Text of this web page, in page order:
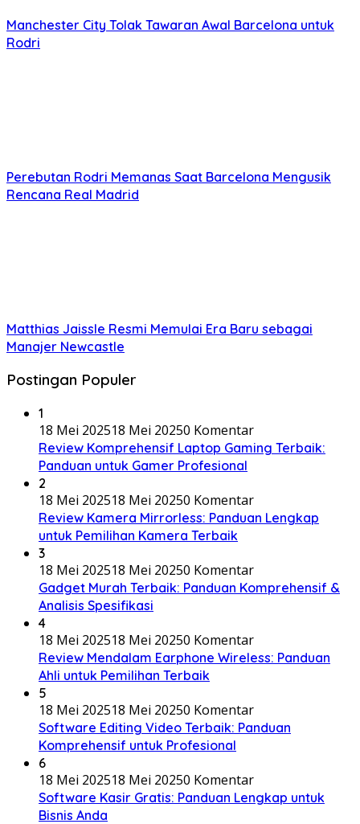
Manchester City Tolak Tawaran Awal Barcelona untuk
Rodri
Perebutan Rodri Memanas Saat Barcelona Mengusik
Rencana Real Madrid
Matthias Jaissle Resmi Memulai Era Baru sebagai
Manajer Newcastle
Postingan Populer
1
18 Mei 202518 Mei 20250 Komentar
Review Komprehensif Laptop Gaming Terbaik:
Panduan untuk Gamer Profesional
2
18 Mei 202518 Mei 20250 Komentar
Review Kamera Mirrorless: Panduan Lengkap
untuk Pemilihan Kamera Terbaik
3
18 Mei 202518 Mei 20250 Komentar
Gadget Murah Terbaik: Panduan Komprehensif &
Analisis Spesifikasi
4
18 Mei 202518 Mei 20250 Komentar
Review Mendalam Earphone Wireless: Panduan
Ahli untuk Pemilihan Terbaik
5
18 Mei 202518 Mei 20250 Komentar
Software Editing Video Terbaik: Panduan
Komprehensif untuk Profesional
6
18 Mei 202518 Mei 20250 Komentar
Software Kasir Gratis: Panduan Lengkap untuk
Bisnis Anda